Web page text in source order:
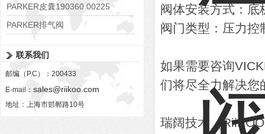
PARKER皮囊190360 00225
PARKER排气阀
联系我们
邮编（P.C）：200433
E-mail： sales@riikoo.com
地址：上海市邯郸路10号
阀体安装方式：
阀门类型：压力控
如果需要咨询
们将尽全力解决您
瑞阔技术（